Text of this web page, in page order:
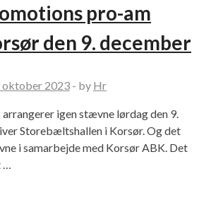
pro-am
den 9. december
oktober 2023 - by Hr
igen stævne lørdag den 9.
Storebæltshallen i Korsør. Og det
i samarbejde med Korsør ABK. Det
…